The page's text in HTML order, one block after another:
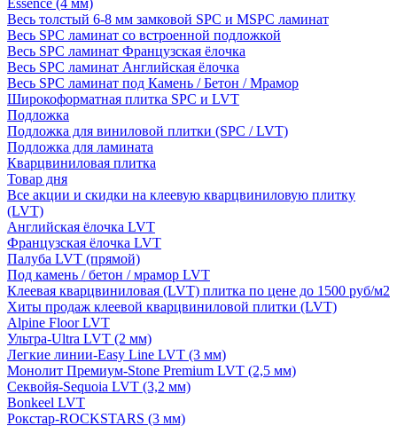
Essence (4 мм)
Весь толстый 6-8 мм замковой SPC и MSPC ламинат
Весь SPC ламинат со встроенной подложкой
Весь SPC ламинат Французская ёлочка
Весь SPC ламинат Английская ёлочка
Весь SPC ламинат под Камень / Бетон / Мрамор
Широкоформатная плитка SPC и LVT
Подложка
Подложка для виниловой плитки (SPC / LVT)
Подложка для ламината
Кварцвиниловая плитка
Товар дня
Все акции и скидки на клеевую кварцвиниловую плитку
(LVT)
Английская ёлочка LVT
Французская ёлочка LVT
Палуба LVT (прямой)
Под камень / бетон / мрамор LVT
Клеевая кварцвиниловая (LVT) плитка по цене до 1500 руб/м2
Хиты продаж клеевой кварцвиниловой плитки (LVT)
Alpine Floor LVT
Ультра-Ultra LVT (2 мм)
Легкие линии-Easy Line LVT (3 мм)
Монолит Премиум-Stone Premium LVT (2,5 мм)
Секвойя-Sequoia LVT (3,2 мм)
Bonkeel LVT
Рокстар-ROCKSTARS (3 мм)